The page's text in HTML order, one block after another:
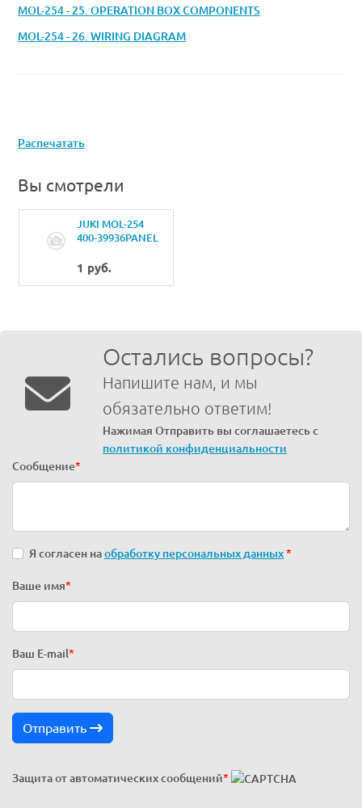
MOL-254 - 25. OPERATION BOX COMPONENTS
MOL-254 - 26. WIRING DIAGRAM
Распечатать
Вы смотрели
JUKI MOL-254
400-39936PANEL
1 руб.
Остались вопросы?
Напишите нам, и мы
обязательно ответим!
Нажимая Отправить вы соглашаетесь с
политикой конфиденциальности
Сообщение*
Я согласен наобработку персональных данных*
Ваше имя*
Ваш E-mail *
Отправить
Защита от автоматических сообщений*